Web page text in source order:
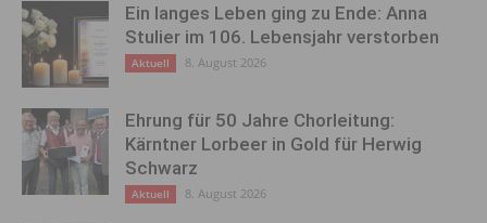
Ein langes Leben ging zu Ende: Anna
Stulier im 106. Lebensjahr verstorben
Aktuell 8. August 2026
Ehrung für 50 Jahre Chorleitung:
Kärntner Lorbeer in Gold für Herwig
Schwarz
Aktuell 8. August 2026